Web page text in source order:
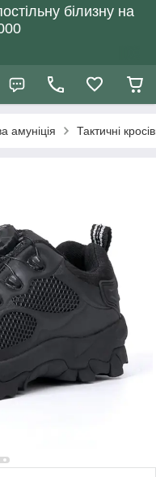
білизну на
амуніція Тактичні